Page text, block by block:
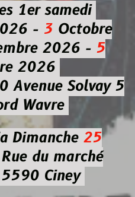
1er samedi
- 3Octobre
2026 - 5
2026
Avenue Solvay 5
Wavre
Dimanche 25
du marché
Ciney